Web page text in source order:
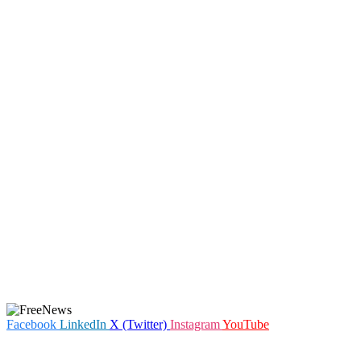
Facebook LinkedIn X (Twitter) InstagramYouTube